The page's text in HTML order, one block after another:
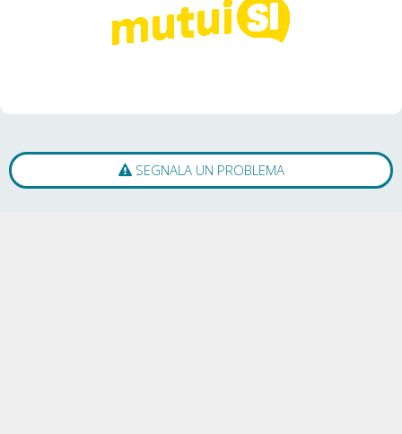
SEGNALA UN PROBLEMA